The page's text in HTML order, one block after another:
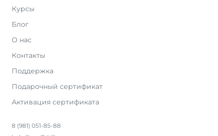
Курсы
Блог
О нас
Контакты
Поддержка
Подарочный сертификат
Активация сертификата
8 (981) 051-85-88